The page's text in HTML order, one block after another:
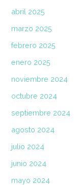
abril 2025
marzo 2025
febrero 2025
enero 2025
noviembre 2024
octubre 2024
septiembre 2024
agosto 2024
julio 2024
junio 2024
mayo 2024